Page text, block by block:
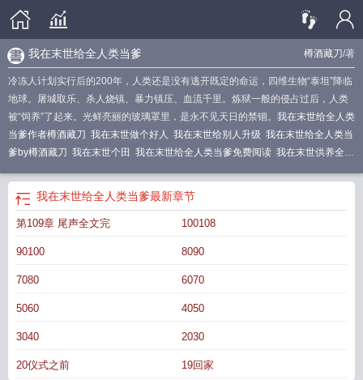
樽酒藏刀/著
我在末世给全人类当爹
冷冻人计划实行后的200年，人类还是没有逃开既定的命运，四维生物“泰坦”降临
地球。屠城取乐、杀人烧镇、暴力镇压、血流千里。炼狱一般的侵占过后，人类
被“饲养”了起来。光鲜亮丽的玻璃罩里，是永不见天日的禁锢。 我在末世给全人类
当爹作者樽酒藏刀 我在末世做个好人 我在末世给别人升级 我在末世给全人类当
爹by樽酒藏刀 我在末世个田 我在末世给全人类当爹免费阅读 我在末世供养全人
我在末世给全人类当爹最新章节
第109章 尾声全文完 100108
90100 8090
7080 6070
5060 4050
3040 2030
20仪式之前 19回家